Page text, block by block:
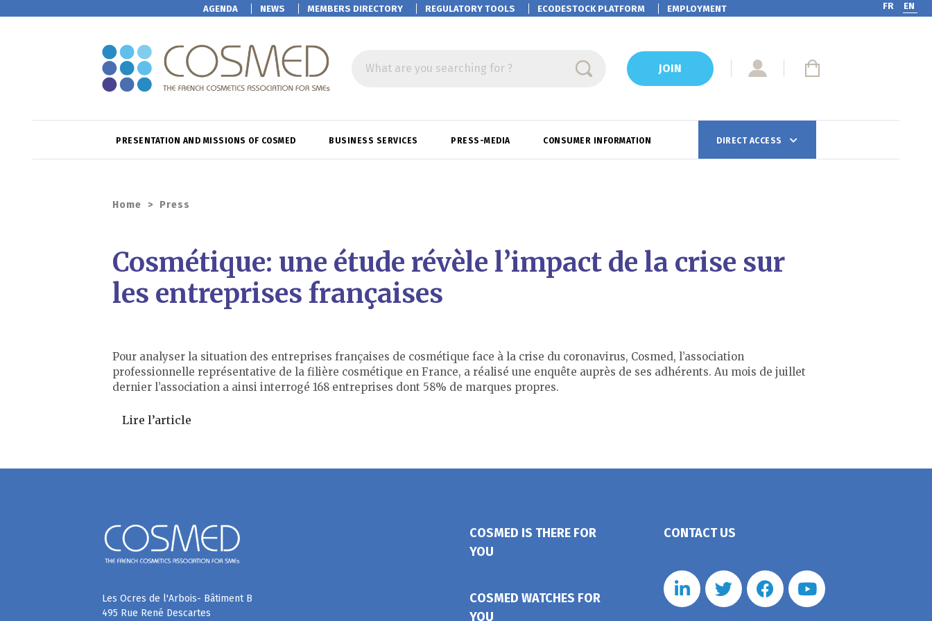
AGENDA NEWS MEMBERS DIRECTORY REGULATORY TOOLS ECODESTOCK PLATFORM EMPLOYMENT FR EN
What are you searching for ? JOIN
PRESENTATION AND MISSIONS OF COSMED BUSINESS SERVICES PRESS-MEDIA CONSUMER INFORMATION DIRECT ACCESS
Home > Press
Cosmétique: une étude révèle l’impact de la crise sur
les entreprises françaises
Pour analyser la situation des entreprises françaises de cosmétique face à la crise du coronavirus, Cosmed, l’association
professionnelle représentative de la filière cosmétique en France, a réalisé une enquête auprès de ses adhérents. Au mois de juillet
dernier l’association a ainsi interrogé 168 entreprises dont 58% de marques propres.
Lire l’article
Les Ocres de l'Arbois- Bâtiment B
495 Rue René Descartes
COSMED IS THERE FOR
YOU
COSMED WATCHES FOR
YOU
CONTACT US